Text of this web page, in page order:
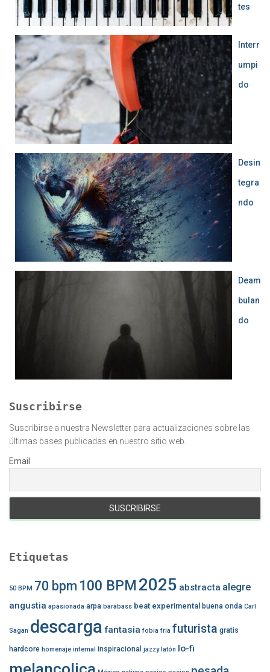
tes
Interr
umpi
do
Desin
tegra
ndo
Deam
bulan
do
Suscribirse
Suscribirse a nuestra Newsletter para actualizaciones sobre las
últimas bases publicadas en nuestro sitio web.
Email
Etiquetas
50 BPM 70 bpm 100 BPM 2025 abstracta alegre
angustia apasionada arpa barabass beat experimental buena onda Carl
Sagan descarga fantasia fobia fria futurista gratis
hardcore homenaje infernal inspiracional jazzy latón lo-fi